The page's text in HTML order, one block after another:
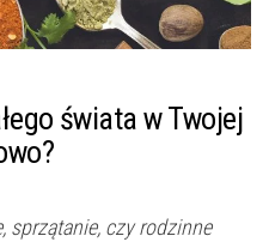
świata w Twojej
sprzątanie, czy rodzinne